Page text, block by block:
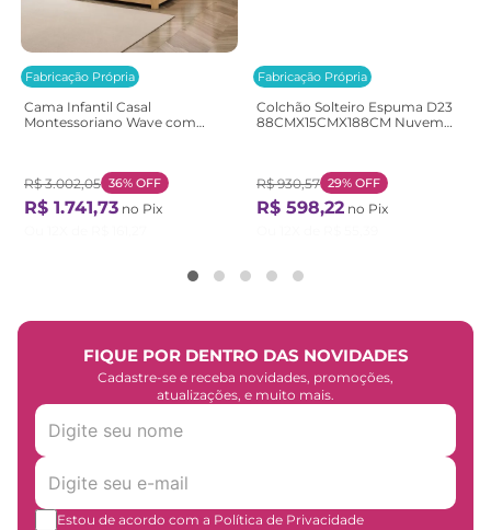
Fabricação Própria
Cama Infantil Casal
Montessoriano Wave com
Natural/Branco
R$ 3.002,05 36% OFF
R$ 1.741,73 no Pix
Fabricação Própria
Colchão Solteiro Espuma D23
88CMX15CMX188CM Nuvem
R$ 930,57 29% OFF
R$ 598,22 no Pix
FIQUE POR DENTRO DAS NOVIDADES
Cadastre-se e receba novidades, promoções,
atualizações, e muito mais.
Estou de acordo com a Política de Privacidade